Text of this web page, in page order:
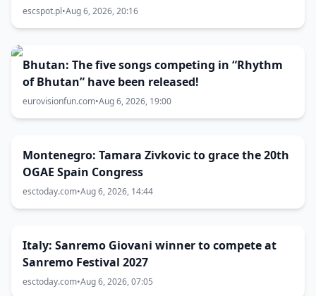
escspot.pl•Aug 6, 2026, 20:16
Bhutan: The five songs competing in “Rhythm
of Bhutan” have been released!
eurovisionfun.com•Aug 6, 2026, 19:00
Montenegro: Tamara Zivkovic to grace the 20th
OGAE Spain Congress
esctoday.com•Aug 6, 2026, 14:44
Italy: Sanremo Giovani winner to compete at
Sanremo Festival 2027
esctoday.com•Aug 6, 2026, 07:05